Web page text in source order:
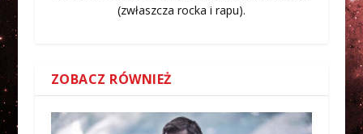
(zwłaszcza rocka i rapu).
ZOBACZ RÓWNIEŻ